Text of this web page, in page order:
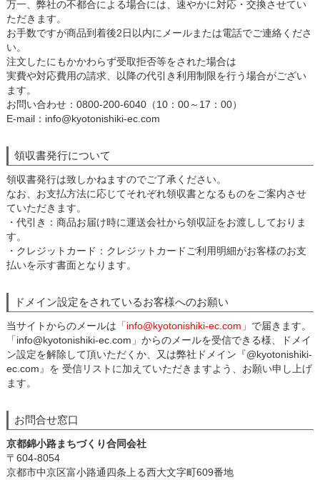
万一、弊社の不都合による場合には、速やかに対応・交換させてい
ただきます。
お手数ですが商品到着後2日以内にメールまたは電話でご連絡くださ
い。
注文したにもかかわらず受取拒否等をされた場合は
実費や対応費用の請求、以降の代引き利用制限を行う場合がござい
ます。
お問い合わせ：0800-200-6040（10：00～17：00）
E-mail：info@kyotonishiki-ec.com
領収書発行について
領収書発行は致しかねますのでご了承ください。
なお、お支払方法に応じてそれぞれ領収書となるものをご案内させ
ていただきます。
・代引き：商品お届け時に運送会社から領収証をお渡ししておりま
す。
・クレジットカード：クレジットカードご利用明細がお客様のお支
払いを示す書面となります。
ドメイン設定をされているお客様へのお願い
当サイトからのメールは 「info@kyotonishiki-ec.com」 で届きます。
「info@kyotonishiki-ec.com」からのメールを受信できる様、ドメイ
ン設定を解除して頂いただくか、又は弊社ドメイン『@kyotonishiki-
ec.com』を 受信リストに加えていただきますよう、お願い申し上げ
ます。
お問合せ窓口
京都錦小路まちづくり合同会社
〒604-8054
京都市中京区富小路通四条上る西大文字町609番地